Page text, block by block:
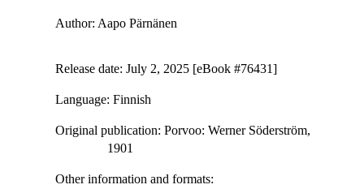
Author: Aapo Pärnänen
Release date: July 2, 2025 [eBook #76431]
Language: Finnish
Original publication: Porvoo: Werner Söderström,
1901
Other information and formats: